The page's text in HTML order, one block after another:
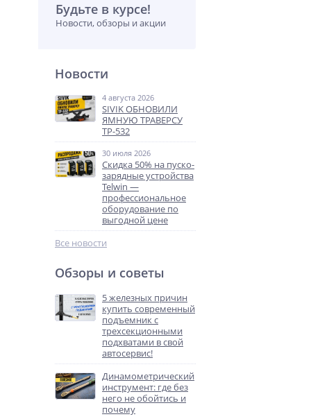
Будьте в курсе!
Новости, обзоры и акции
Новости
4 августа 2026
SIVIK ОБНОВИЛИ
ЯМНУЮ ТРАВЕРСУ
ТР-532
30 июля 2026
Скидка 50% на пуско-
зарядные устройства
Telwin —
профессиональное
оборудование по
выгодной цене
Все новости
Обзоры и советы
5 железных причин
купить современный
подъемник с
трехсекционными
подхватами в свой
автосервис!
Динамометрический
инструмент: где без
него не обойтись и
почему